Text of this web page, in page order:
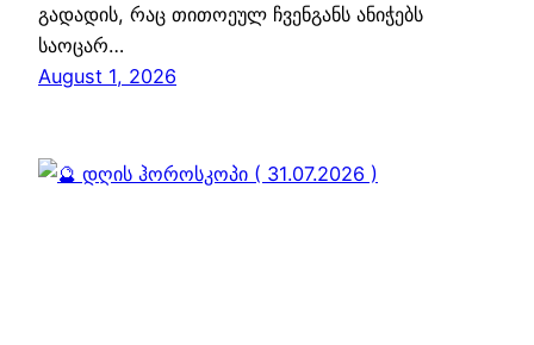
გადადის, რაც თითოეულ ჩვენგანს ანიჭებს
საოცარ…
August 1, 2026